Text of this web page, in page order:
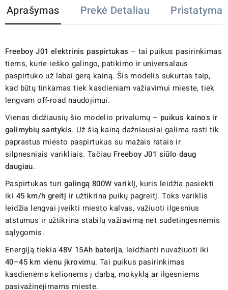
Aprašymas Prekė Detaliau Pristatymas
Freeboy J01 elektrinis paspirtukas – tai puikus pasirinkimas
tiems, kurie ieško galingo, patikimo ir universalaus
paspirtuko už labai gerą kainą. Šis modelis sukurtas taip,
kad būtų tinkamas tiek kasdieniam važiavimui mieste, tiek
lengvam off-road naudojimui.
Vienas didžiausių šio modelio privalumų – puikus kainos ir
galimybių santykis. Už šią kainą dažniausiai galima rasti tik
paprastus miesto paspirtukus su mažais ratais ir
silpnesniais varikliais. Tačiau Freeboy J01 siūlo daug
daugiau.
Paspirtukas turi galingą 800W variklį, kuris leidžia pasiekti
iki 45 km/h greitį ir užtikrina puikų pagreitį. Toks variklis
leidžia lengvai įveikti miesto kalvas, važiuoti ilgesnius
atstumus ir užtikrina stabilų važiavimą net sudėtingesnėmis
sąlygomis.
Energiją tiekia48V 15Ah baterija, leidžianti nuvažiuoti iki
40–45 km vienu įkrovimu. Tai puikus pasirinkimas
kasdienėms kelionėms į darbą, mokyklą ar ilgesniems
pasivažinėjimams mieste.